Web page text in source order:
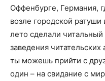
Оффенбурге, Германия,
возле городской
лето сделали
заведения
ты можешь прийти с
один – на свидание с